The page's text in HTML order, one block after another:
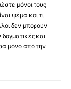
μόνοι τους
ψέμα και τι
δεν μπορουν
και
μόνο από την